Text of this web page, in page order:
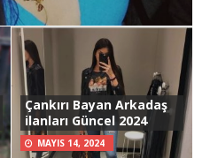
Çankırı Bayan Arkadaş
ilanları Güncel 2024
MAYIS 14, 2024